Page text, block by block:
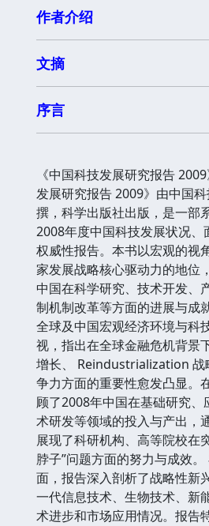
作者介绍
文摘
序言
《中国科技发展研究报告
发展研究报告 2009》由中国
撰，科学出版社出版，是一部
2008年度中国科技发展状况、
权威性报告。本书以宏观的视
家发展战略核心驱动力的地位
中国在科学研究、技术开发、
制机制改革等方面的进展与成
全球及中国宏观经济环境与科
视，指出在全球金融危机背景
增长、 Reindustrialization 战
争力方面的重要性愈发凸显。
顾了2008年中国在基础研究
术研发等领域的投入与产出，
展现了科研机构、高等院校在
脖子”问题方面的努力与成效
面，报告深入剖析了战略性新
一代信息技术、生物技术、新
术进步和市场应用情况。报告